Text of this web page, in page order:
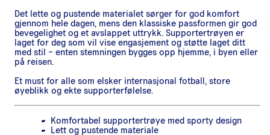
Det lette og pustende materialet sørger for god komfort
gjennom hele dagen, mens den klassiske passformen gir god
bevegelighet og et avslappet uttrykk. Supportertrøyen er
laget for deg som vil vise engasjement og støtte laget ditt
med stil – enten stemningen bygges opp hjemme, i byen eller
på reisen.
Et must for alle som elsker internasjonal fotball, store
øyeblikk og ekte supporterfølelse.
Komfortabel supportertrøye med sporty design
Lett og pustende materiale